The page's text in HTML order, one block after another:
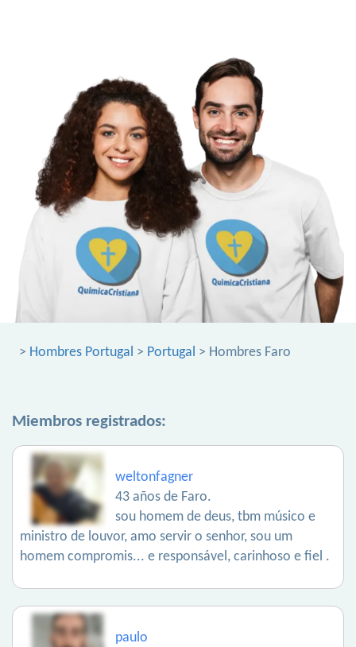
> Hombres Portugal > Portugal > Hombres Faro
Miembros registrados:
weltonfagner
43 años de Faro.
sou homem de deus, tbm músico e
ministro de louvor, amo servir o senhor, sou um
homem compromis... e responsável, carinhoso e fiel .
paulo